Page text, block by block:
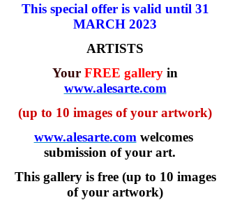
This special offer is valid until 31
MARCH 2023
ΑRTISTS
Your FREE gallery in
www.alesarte.com
(up to 10 images of your artwork)
www.alesarte.com welcomes
submission of your art.
This gallery is free (up to 10 images
of your artwork)